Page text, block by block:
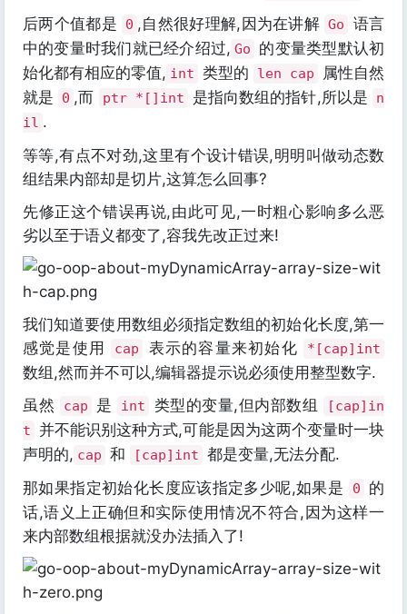
后两个值都是
0 ,自然很好理解,因为在讲解 Go
语言
中的变量时我们就已经介绍过, Go
的变量类型默认初
始化都有相应的零值, int 类型的 len cap
属性自然
就是
0 ,而 ptr *[]int 是指向数组的指针,所以是
n
il .
等等,有点不对劲,这里有个设计错误,明明叫做动态数
组结果内部却是切片,这算怎么回事?
先修正这个错误再说,由此可见,一时粗心影响多么恶
劣以至于语义都变了,容我先改正过来!
我们知道要使用数组必须指定数组的初始化长度,第一
感觉是使用
cap 表示的容量来初始化 *[cap]int
数组,然而并不可以,编辑器提示说必须使用整型数字.
虽然
cap 是 int 类型的变量,但内部数组
[cap]in
t
并不能识别这种方式,可能是因为这两个变量时一块
声明的, cap 和 [cap]int 都是变量,无法分配.
那如果指定初始化长度应该指定多少呢,如果是
0
的
话,语义上正确但和实际使用情况不符合,因为这样一
来内部数组根据就没办法插入了!